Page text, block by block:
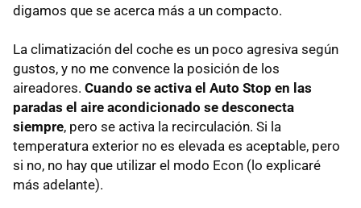
digamos que se acerca más a un compacto.
La climatización del coche es un poco agresiva según
gustos, y no me convence la posición de los
aireadores. Cuando se activa el Auto Stop en las
paradas el aire acondicionado se desconecta
siempre, pero se activa la recirculación. Si la
temperatura exterior no es elevada es aceptable, pero
si no, no hay que utilizar el modo Econ (lo explicaré
más adelante).